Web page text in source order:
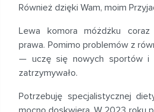
Również dzięki Wam, moim
Lewa komora móżdżku coraz
prawa. Pomimo problemów z
— uczę się nowych sportów i
zatrzymywało.
Potrzebuję specjalistycznej